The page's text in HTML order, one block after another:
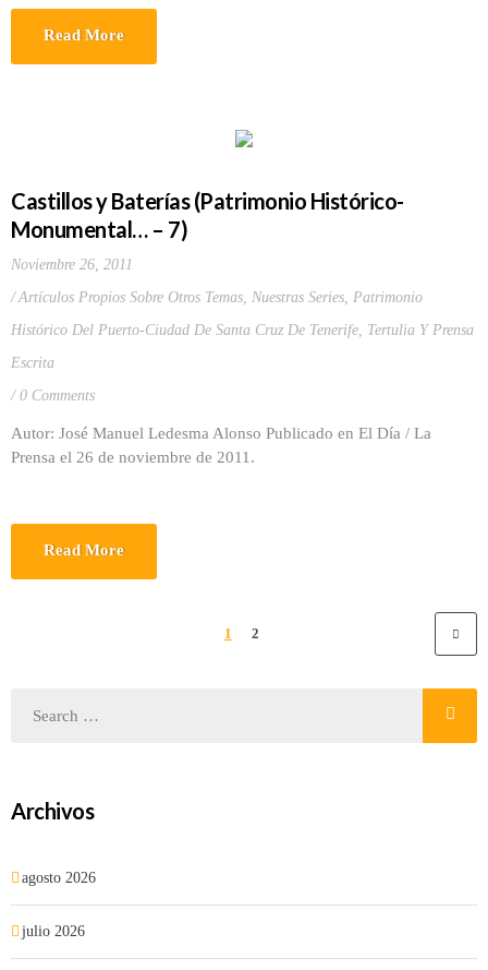
Read More
Castillos y Baterías (Patrimonio Histórico-
Monumental… – 7)
Noviembre 26, 2011
Artículos Propios Sobre Otros Temas, Nuestras Series, Patrimonio
Histórico Del Puerto-Ciudad De Santa Cruz De Tenerife, Tertulia Y Prensa
Escrita
0 Comments
Autor: José Manuel Ledesma Alonso Publicado en El Día / La
Prensa el 26 de noviembre de 2011.
Read More
1 2
Archivos
agosto 2026
julio 2026